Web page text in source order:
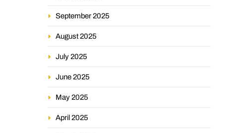
September 2025
August 2025
July 2025
June 2025
May 2025
April 2025